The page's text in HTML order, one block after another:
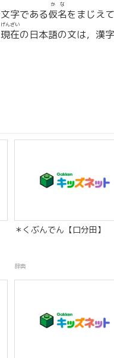
字である仮名
かな
をまじえ
現在
げんざい
の日本語の文は，漢字
＊くぶんでん【口分田】
辞典